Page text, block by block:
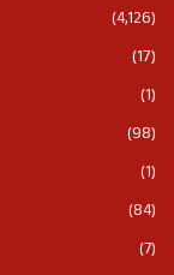
(4,126)
(17)
(1)
(98)
(1)
(84)
(7)